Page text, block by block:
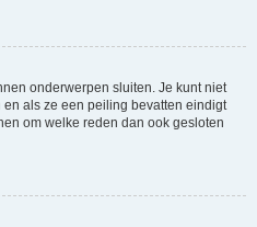
onderwerpen sluiten. Je kunt niet
als ze een peiling bevatten eindigt
om welke reden dan ook gesloten